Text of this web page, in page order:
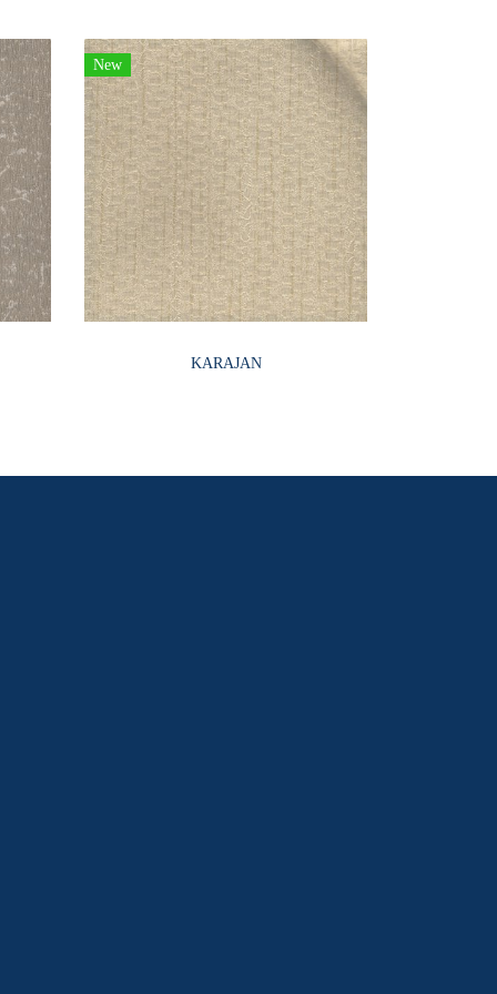
New
KARAJAN